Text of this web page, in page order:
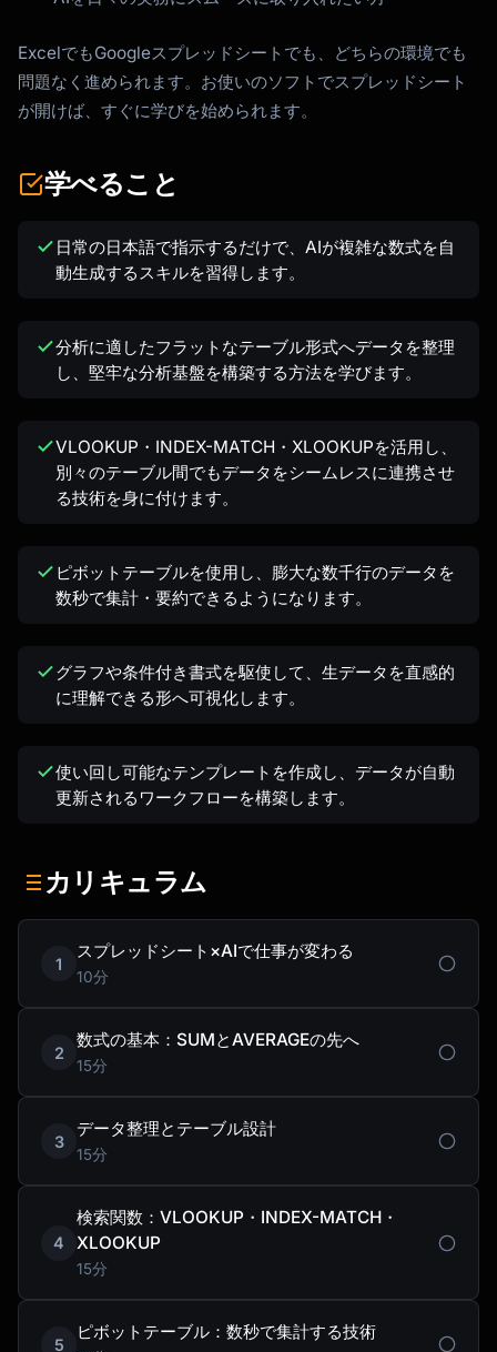
ExcelでもGoogleスプレッドシートでも、どちらの環境でも
問題なく進められます。お使いのソフトでスプレッドシート
が開けば、すぐに学びを始められます。
学べること
日常の日本語で指示するだけで、AIが複雑な数式を自
動生成するスキルを習得します。
分析に適したフラットなテーブル形式へデータを整理
し、堅牢な分析基盤を構築する方法を学びます。
VLOOKUP・INDEX-MATCH・XLOOKUPを活用し、
別々のテーブル間でもデータをシームレスに連携させ
る技術を身に付けます。
ピボットテーブルを使用し、膨大な数千行のデータを
数秒で集計・要約できるようになります。
グラフや条件付き書式を駆使して、生データを直感的
に理解できる形へ可視化します。
使い回し可能なテンプレートを作成し、データが自動
更新されるワークフローを構築します。
カリキュラム
1
スプレッドシート×AIで仕事が変わる
10分
2
数式の基本：SUMとAVERAGEの先へ
15分
3
データ整理とテーブル設計
15分
4
検索関数：VLOOKUP・INDEX-MATCH・
XLOOKUP
15分
5
ピボットテーブル：数秒で集計する技術